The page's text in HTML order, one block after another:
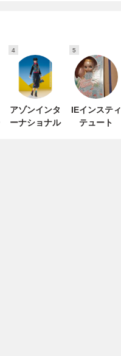
4
アゾンインタ
ーナショナル
5
IEインスティ
テュート